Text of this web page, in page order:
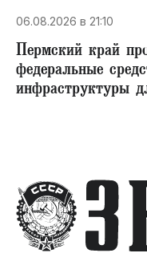
06.08.2026 в 21:10
Пермский край
федеральные
инфраструктуры